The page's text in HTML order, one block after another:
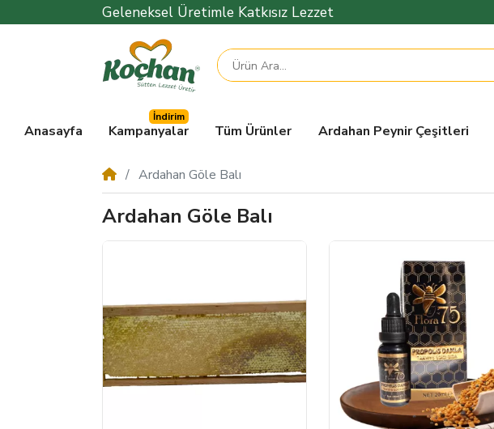
Geleneksel Üretimle Katkısız Lezzet
Anasayfa Kampanyalar
İndirim
Tüm Ürünler Ardahan Peynir Çeşitleri
Ardahan Göle Balı
Ardahan Göle Balı